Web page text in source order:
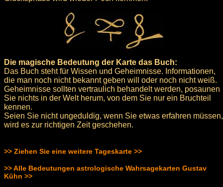
Die magische Bedeutung der Karte das Buch:
Das Buch steht für Wissen und Geheimnisse. Informationen,
die man noch nicht bekannt geben will oder noch nicht weiß.
Geheimnisse sollten vertraulich behandelt werden, posaunen
Sie nichts in der Welt herum, von dem Sie nur ein Bruchteil
kennen.
Seien Sie nicht ungeduldig, wenn Sie etwas erfahren müssen,
wird es zur richtigen Zeit geschehen.
>> Ziehen Sie eine weitere Tageskarte >>
>> Alle Bedeutungen astrologische Wahrsagekarten Gustav
Kühn >>